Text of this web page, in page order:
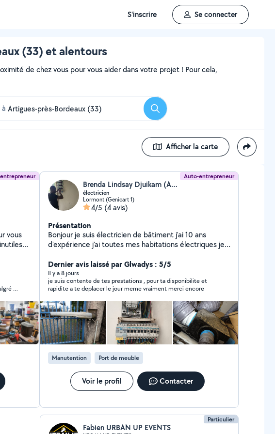
S'inscrire Se connecter
(33) et alentours
de chez vous pour vous aider dans votre projet ! Pour cela,
à Rechercher
Afficher la carte
le
Auto-entrepreneur
Brenda Lindsay Djuikam (ARNOLD ELEC)
électricien
Lormont (Genicart 1)
4/5 (4 avis)
Présentation
Bonjour je suis électricien de bâtiment j'ai 10 ans
d'expérience j'ai toutes mes habitations électriques je
je suis disponible le 24 sur 24 7 jours sur 7 à Bordeaux
et aux alentours de Bordeaux
Dernier avis laissé par Glwadys : 5/5
Il y a 8 jours
je suis contente de tes prestations , pour ta disponibilite et
rapidite a te deplacer le jour meme vraiment merci encore
Manutention Port de meuble
Voir le profil Contacter
Particulier
Fabien URBAN UP EVENTS